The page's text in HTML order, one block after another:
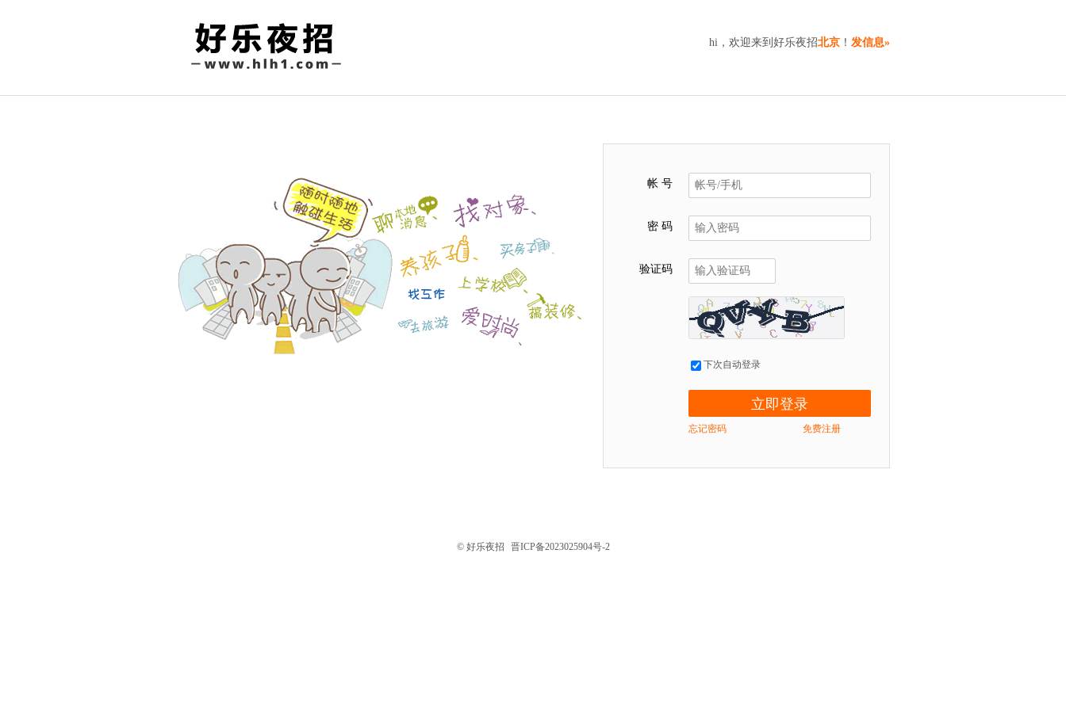
hi，欢迎来到好乐夜招北京 ！ 发信息»
帐 号
密 码
验证码
下次自动登录
忘记密码 免费注册
© 好乐夜招 晋ICP备2023025904号-2